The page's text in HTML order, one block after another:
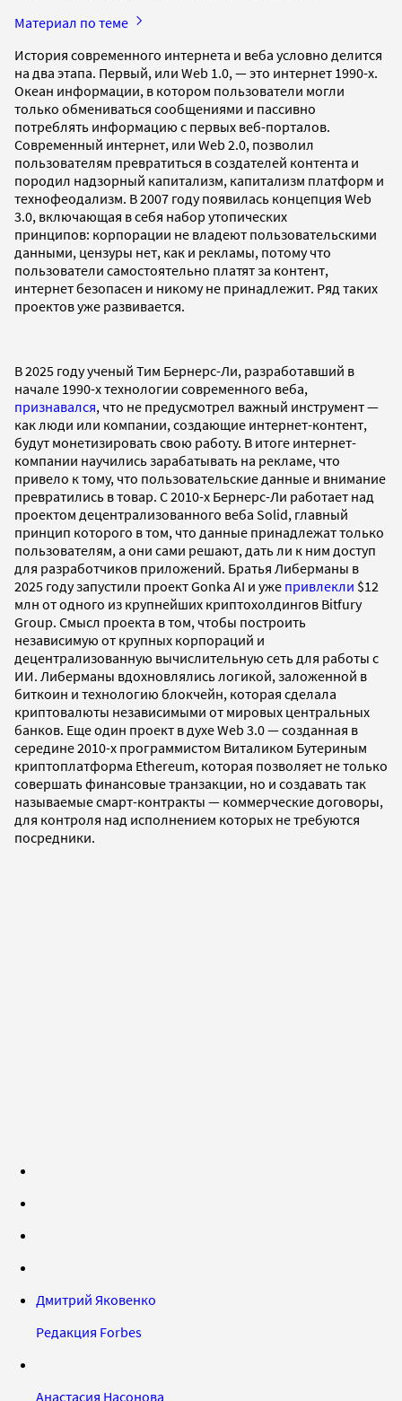
Материал по теме
История современного интернета и веба условно делится
на два этапа. Первый, или Web 1.0, — это интернет 1990-х.
Океан информации, в котором пользователи могли
только обмениваться сообщениями и пассивно
потреблять информацию с первых веб-порталов.
Современный интернет, или Web 2.0, позволил
пользователям превратиться в создателей контента и
породил надзорный капитализм, капитализм платформ и
технофеодализм. В 2007 году появилась концепция Web
3.0, включающая в себя набор утопических
принципов: корпорации не владеют пользовательскими
данными, цензуры нет, как и рекламы, потому что
пользователи самостоятельно платят за контент,
интернет безопасен и никому не принадлежит. Ряд таких
проектов уже развивается.
В 2025 году ученый Тим Бернерс-Ли, разработавший в
начале 1990-х технологии современного веба,
признавался, что не предусмотрел важный инструмент —
как люди или компании, создающие интернет-контент,
будут монетизировать свою работу. В итоге интернет-
компании научились зарабатывать на рекламе, что
привело к тому, что пользовательские данные и внимание
превратились в товар. С 2010-х Бернерс-Ли работает над
проектом децентрализованного веба Solid, главный
принцип которого в том, что данные принадлежат только
пользователям, а они сами решают, дать ли к ним доступ
для разработчиков приложений. Братья Либерманы в
2025 году запустили проект Gonka AI и уже привлекли $12
млн от одного из крупнейших криптохолдингов Bitfury
Group. Смысл проекта в том, чтобы построить
независимую от крупных корпораций и
децентрализованную вычислительную сеть для работы с
ИИ. Либерманы вдохновлялись логикой, заложенной в
биткоин и технологию блокчейн, которая сделала
криптовалюты независимыми от мировых центральных
банков. Еще один проект в духе Web 3.0 — созданная в
середине 2010-х программистом Виталиком Бутериным
криптоплатформа Ethereum, которая позволяет не только
совершать финансовые транзакции, но и создавать так
называемые смарт-контракты — коммерческие договоры,
для контроля над исполнением которых не требуются
посредники.
Дмитрий Яковенко
Редакция Forbes
Анастасия Насонова